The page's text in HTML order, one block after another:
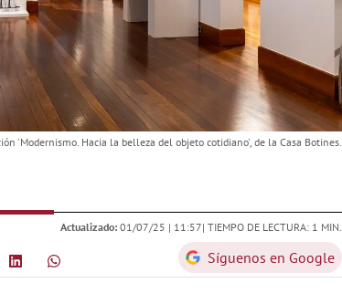
'Modernismo. Hacia la belleza del objeto cotidiano', de la Casa Botines.
Actualizado: 01/07/25 | 11:57| TIEMPO DE LECTURA: 1 MIN.
Síguenos en Google